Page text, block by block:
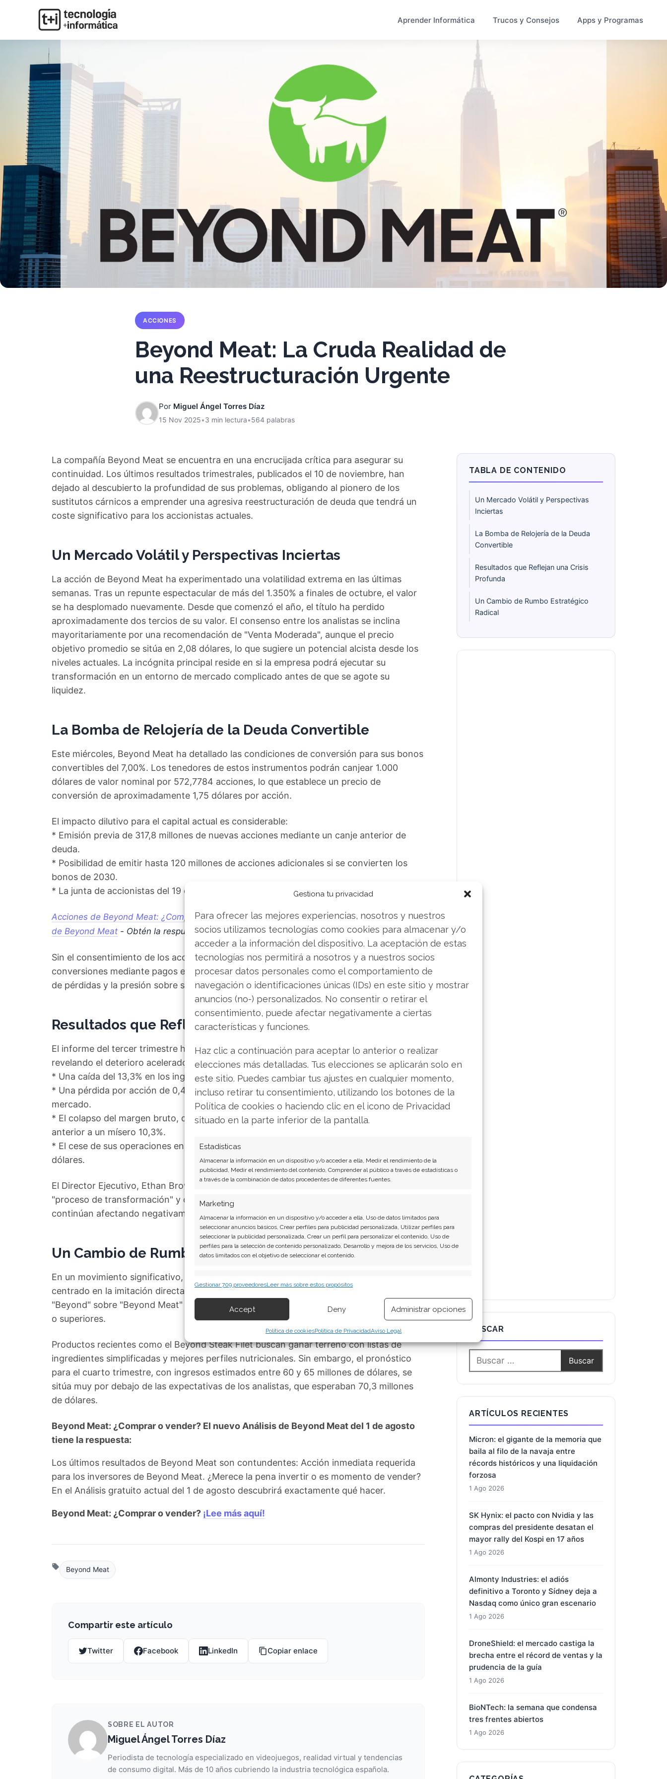
Gestiona tu privacidad
Para ofrecer las mejores experiencias, nosotros y nuestros
socios utilizamos tecnologías como cookies para almacenar y/o
acceder a la información del dispositivo. La aceptación de estas
tecnologías nos permitirá a nosotros y a nuestros socios
procesar datos personales como el comportamiento de
navegación o identificaciones únicas (IDs) en este sitio y mostrar
anuncios (no-) personalizados. No consentir o retirar el
consentimiento, puede afectar negativamente a ciertas
características y funciones.
Haz clic a continuación para aceptar lo anterior o realizar
elecciones más detalladas. Tus elecciones se aplicarán solo en
este sitio. Puedes cambiar tus ajustes en cualquier momento,
incluso retirar tu consentimiento, utilizando los botones de la
Política de cookies o haciendo clic en el icono de Privacidad
situado en la parte inferior de la pantalla.
Estadísticas
Almacenar la información en un dispositivo y/o acceder a ella, Medir el rendimiento de la
publicidad, Medir el rendimiento del contenido, Comprender al público a través de estadísticas o
a través de la combinación de datos procedentes de diferentes fuentes.
Marketing
Almacenar la información en un dispositivo y/o acceder a ella, Uso de datos limitados para
seleccionar anuncios básicos, Crear perfiles para publicidad personalizada, Utilizar perfiles para
seleccionar la publicidad personalizada, Crear un perfil para personalizar el contenido, Uso de
perfiles para la selección de contenido personalizado, Desarrollo y mejora de los servicios, Uso de
datos limitados con el objetivo de seleccionar el contenido.
información transmitida de forma automática.
Garantizar la seguridad, evitar y detectar fraudes, y eliminar
fallos, Ofrecer y presentar publicidad y contenido, Guardar y
comunicar las preferencias de privacidad.
Siempre activo
Gestionar 709 proveedoresLeer más sobre estos propósitos
Accept Deny Administrar opciones
Política de cookiesPolítica de PrivacidadAviso Legal
Aprender Informática Trucos y Consejos Apps y Programas
ACCIONES
Beyond Meat: La Cruda Realidad de
una Reestructuración Urgente
Por Miguel Ángel Torres Díaz
15 Nov 2025•3 min lectura•564 palabras
La compañía Beyond Meat se encuentra en una encrucijada crítica para asegurar su
continuidad. Los últimos resultados trimestrales, publicados el 10 de noviembre, han
dejado al descubierto la profundidad de sus problemas, obligando al pionero de los
sustitutos cárnicos a emprender una agresiva reestructuración de deuda que tendrá un
coste significativo para los accionistas actuales.
Un Mercado Volátil y Perspectivas Inciertas
La acción de Beyond Meat ha experimentado una volatilidad extrema en las últimas
semanas. Tras un repunte espectacular de más del 1.350% a finales de octubre, el valor
se ha desplomado nuevamente. Desde que comenzó el año, el título ha perdido
aproximadamente dos tercios de su valor. El consenso entre los analistas se inclina
mayoritariamente por una recomendación de "Venta Moderada", aunque el precio
objetivo promedio se sitúa en 2,08 dólares, lo que sugiere un potencial alcista desde los
niveles actuales. La incógnita principal reside en si la empresa podrá ejecutar su
transformación en un entorno de mercado complicado antes de que se agote su
liquidez.
La Bomba de Relojería de la Deuda Convertible
Este miércoles, Beyond Meat ha detallado las condiciones de conversión para sus bonos
convertibles del 7,00%. Los tenedores de estos instrumentos podrán canjear 1.000
dólares de valor nominal por 572,7784 acciones, lo que establece un precio de
conversión de aproximadamente 1,75 dólares por acción.
El impacto dilutivo para el capital actual es considerable:
* Emisión previa de 317,8 millones de nuevas acciones mediante un canje anterior de
deuda.
* Posibilidad de emitir hasta 120 millones de acciones adicionales si se convierten los
bonos de 2030.
* La junta de accionistas del 19 de noviembre debe dar su aprobación final al proceso.
Acciones de Beyond Meat: ¿Comprar, mantener o vender? Descarga gratuita de tu análisis
de Beyond Meat - Obtén la respuesta que andabas buscando.
Sin el consentimiento de los accionistas, la empresa se vería forzada a atender las
conversiones mediante pagos en efectivo, una opción inviable dada su actual situación
de pérdidas y la presión sobre su caja.
Resultados que Reflejan una Crisis Profunda
El informe del tercer trimestre ha sido un jarro de agua fría para los inversores,
revelando el deterioro acelerado del negocio:
* Una caída del 13,3% en los ingresos, que se situaron en 70,2 millones de dólares.
* Una pérdida por acción de 0,47 dólares, superior a los 0,40 dólares que esperaba el
mercado.
* El colapso del margen bruto, que pasó de un 17,7% en el mismo periodo del año
anterior a un mísero 10,3%.
* El cese de sus operaciones en China, con unos costes asociados de 1,7 millones de
dólares.
El Director Ejecutivo, Ethan Brown, admitió que la compañía sigue inmersa en un
"proceso de transformación" y que los "vientos en contra de toda la categoría"
continúan afectando negativamente a sus operaciones.
Un Cambio de Rumbo Estratégico Radical
En un movimiento significativo, Beyond Meat está abandonando su enfoque inicial
centrado en la imitación directa de la carne. La nueva hoja de ruta prioriza la marca
"Beyond" sobre "Beyond Meat" y tiene como objetivo alcanzar márgenes brutos del 30%
o superiores.
Productos recientes como el Beyond Steak Filet buscan ganar terreno con listas de
ingredientes simplificadas y mejores perfiles nutricionales. Sin embargo, el pronóstico
para el cuarto trimestre, con ingresos estimados entre 60 y 65 millones de dólares, se
sitúa muy por debajo de las expectativas de los analistas, que esperaban 70,3 millones
de dólares.
Beyond Meat: ¿Comprar o vender? El nuevo Análisis de Beyond Meat del 1 de agosto
tiene la respuesta:
Los últimos resultados de Beyond Meat son contundentes: Acción inmediata requerida
para los inversores de Beyond Meat. ¿Merece la pena invertir o es momento de vender?
En el Análisis gratuito actual del 1 de agosto descubrirá exactamente qué hacer.
Beyond Meat: ¿Comprar o vender? ¡Lee más aquí!
Beyond Meat
Compartir este artículo
Twitter Facebook LinkedIn Copiar enlace
SOBRE EL AUTOR
Miguel Ángel Torres Díaz
Periodista de tecnología especializado en videojuegos, realidad virtual y tendencias
de consumo digital. Más de 10 años cubriendo la industria tecnológica española.
TABLA DE CONTENIDO
Un Mercado Volátil y Perspectivas
Inciertas
La Bomba de Relojería de la Deuda
Convertible
Resultados que Reflejan una Crisis
Profunda
Un Cambio de Rumbo Estratégico
Radical
BUSCAR
ARTÍCULOS RECIENTES
Micron: el gigante de la memoria que
baila al filo de la navaja entre
récords históricos y una liquidación
forzosa
1 Ago 2026
SK Hynix: el pacto con Nvidia y las
compras del presidente desatan el
mayor rally del Kospi en 17 años
1 Ago 2026
Almonty Industries: el adiós
definitivo a Toronto y Sídney deja a
Nasdaq como único gran escenario
1 Ago 2026
DroneShield: el mercado castiga la
brecha entre el récord de ventas y la
prudencia de la guía
1 Ago 2026
BioNTech: la semana que condensa
tres frentes abiertos
1 Ago 2026